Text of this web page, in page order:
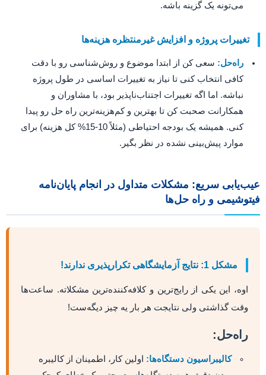
می‌تونه یک گزینه باشه.
تغییرات پروژه و افزایش غیرمنتظره هزینه‌ها
راه‌حل: سعی کن از ابتدا موضوع و روش‌شناسی رو با دقت
کافی انتخاب کنی تا نیاز به تغییرات اساسی در طول پروژه
نباشه. اما اگه تغییرات اجتناب‌ناپذیر بود، با مشاوران و
همکارانت صحبت کن تا بهترین و کم‌هزینه‌ترین راه حل رو پیدا
کنی. همیشه یک بودجه احتیاطی (مثلاً 10-15% کل هزینه) برای
موارد پیش‌بینی نشده در نظر بگیر.
عیب‌یابی سریع: مشکلات متداول در انجام پایان‌نامه
فیتوشیمی و راه حل‌ها
مشکل 1: نتایج آزمایشگاهی تکرارپذیری ندارند!
اوه، این یکی از رایج‌ترین و کلافه‌کننده‌ترین مشکلاته. ساعت‌ها
وقت گذاشتی ولی نتایجت هر بار یه چیز دیگه‌ست!
راه‌حل:
کالیبراسیون دستگاه‌ها: اولین کار، اطمینان از کالیبره